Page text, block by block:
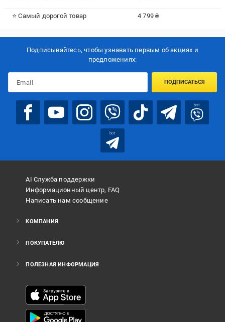
⭐ Самый дорогой товар 4 799 ₴
Подписывайтесь, чтобы узнавать первым об акцияx и
предложениях:
ПОДПИСАТЬСЯ
bot
bot
AI Служба поддержки
Информационный центр, FAQ
Написать нам сообщение
КОМПАНИЯ
ПОКУПАТЕЛЮ
ПОЛЕЗНАЯ ИНФОРМАЦИЯ